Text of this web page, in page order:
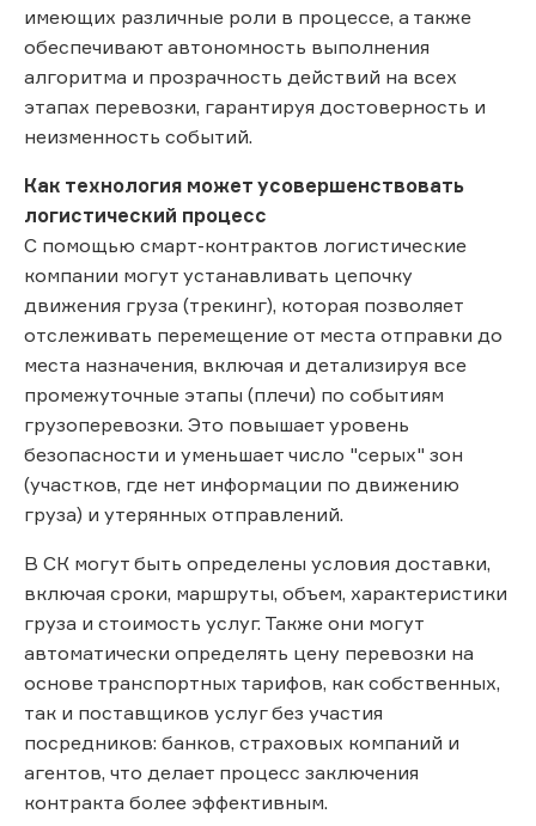
имеющих различные роли в процессе, а также
обеспечивают автономность выполнения
алгоритма и прозрачность действий на всех
этапах перевозки, гарантируя достоверность и
неизменность событий.
Как технология может усовершенствовать
логистический процесс
С помощью смарт-контрактов логистические
компании могут устанавливать цепочку
движения груза (трекинг), которая позволяет
отслеживать перемещение от места отправки до
места назначения, включая и детализируя все
промежуточные этапы (плечи) по событиям
грузоперевозки. Это повышает уровень
безопасности и уменьшает число "серых" зон
(участков, где нет информации по движению
груза) и утерянных отправлений.
В СК могут быть определены условия доставки,
включая сроки, маршруты, объем, характеристики
груза и стоимость услуг. Также они могут
автоматически определять цену перевозки на
основе транспортных тарифов, как собственных,
так и поставщиков услуг без участия
посредников: банков, страховых компаний и
агентов, что делает процесс заключения
контракта более эффективным.